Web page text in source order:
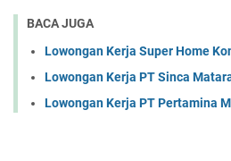
BACA JUGA
Lowongan Kerja Super Home
Lowongan Kerja PT Sinca
Lowongan Kerja PT Pertamina